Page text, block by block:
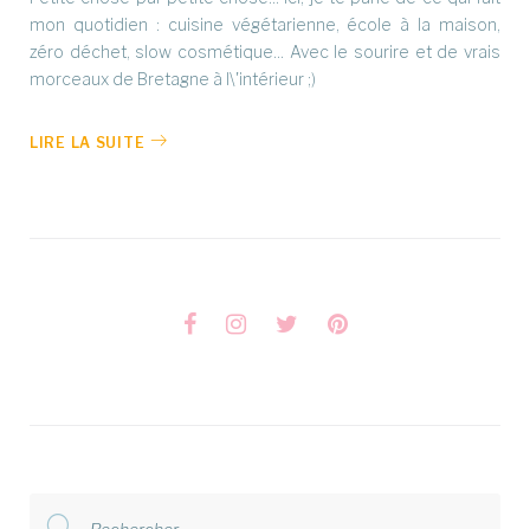
mon quotidien : cuisine végétarienne, école à la maison,
zéro déchet, slow cosmétique... Avec le sourire et de vrais
morceaux de Bretagne à l\'intérieur ;)
LIRE LA SUITE